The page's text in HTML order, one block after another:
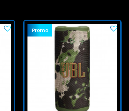
Promo